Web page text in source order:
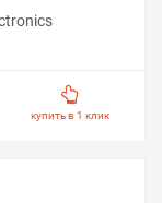
купить в 1 клик